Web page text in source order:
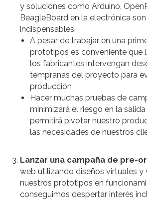
y soluciones como Arduino,
BeagleBoard en la electrónica
indispensables.
A pesar de trabajar en una
prototipos es conveniente que
los fabricantes intervengan
tempranas del proyecto para
producción
Hacer muchas pruebas de
minimizará el riesgo en la
permitirá pivotar nuestro
las necesidades de nuestros
Lanzar una campaña de pre-
web utilizando diseños virtuales y
nuestros prototipos en
conseguimos despertar interés